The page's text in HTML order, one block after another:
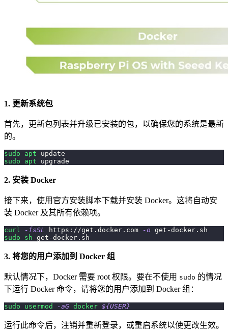
1. 更新系统包
首先，更新包列表并升级已安装的包，以确保您的系统是最新
的。
sudo apt update
sudo
apt upgrade
2. 安装 Docker
接下来，使用官方安装脚本下载并安装 Docker。这将自动安
装 Docker 及其所有依赖项。
curl -fsSL https://get.docker.com -o get-docker.sh
sudo
sh get-docker.sh
3. 将您的用户添加到 Docker 组
默认情况下，Docker 需要 root 权限。要在不使用 sudo 的情况
下运行 Docker 命令，请将您的用户添加到 Docker 组：
sudo usermod -aG docker ${USER}
运行此命令后，注销并重新登录，或重启系统以使更改生效。